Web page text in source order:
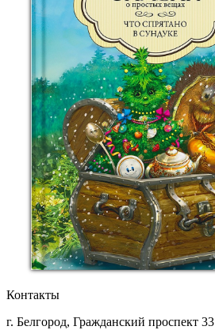
Контакты
г. Белгород, Гражданский проспект 33